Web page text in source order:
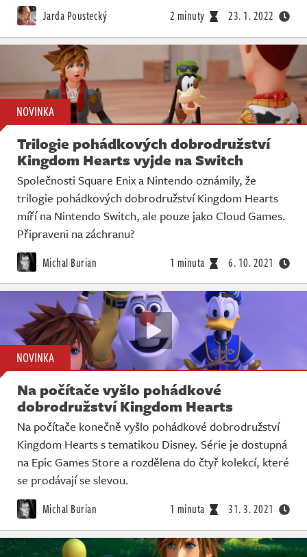
Jarda Poustecký 2 minuty 23. 1. 2022
NOVINKA
Trilogie pohádkových dobrodružství
Kingdom Hearts vyjde na Switch
Společnosti Square Enix a Nintendo oznámily, že
trilogie pohádkových dobrodružství Kingdom Hearts
míří na Nintendo Switch, ale pouze jako Cloud Games.
Připraveni na záchranu?
Michal Burian 1 minuta 6. 10. 2021
NOVINKA
Na počítače vyšlo pohádkové
dobrodružství Kingdom Hearts
Na počítače konečně vyšlo pohádkové dobrodružství
Kingdom Hearts s tematikou Disney. Série je dostupná
na Epic Games Store a rozdělena do čtyř kolekcí, které
se prodávají se slevou.
Michal Burian 1 minuta 31. 3. 2021